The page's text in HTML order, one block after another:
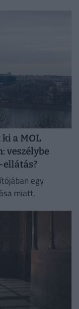
a MOL
veszélybe
egy
miatt.